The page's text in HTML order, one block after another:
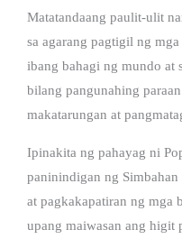
Matatandaang paulit-ulit
sa agarang pagtigil ng
ibang bahagi ng mundo at
bilang pangunahing
makatarungan at
Ipinakita ng pahayag ni
paninindigan ng Simbahan
at pagkakapatiran ng mga
upang maiwasan ang higit